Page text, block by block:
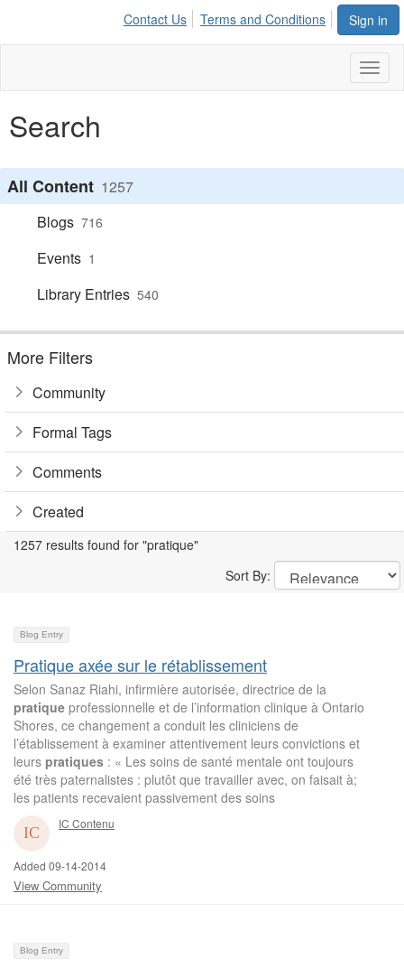
Sign in
Contact Us Terms and Conditions
Search
All Content 1257
Blogs 716
Events 1
Library Entries 540
More Filters
Community
Formal Tags
Comments
Created
1257 results found for "pratique"
Sort By:
Blog Entry
Pratique axée sur le rétablissement
Selon Sanaz Riahi, infirmière autorisée, directrice de la
pratique professionnelle et de l’information clinique à Ontario
Shores, ce changement a conduit les cliniciens de
l’établissement à examiner attentivement leurs convictions et
leurs pratiques : « Les soins de santé mentale ont toujours
été très paternalistes : plutôt que travailler avec, on faisait à;
les patients recevaient passivement des soins
IC Contenu
Added 09-14-2014
View Community
Blog Entry